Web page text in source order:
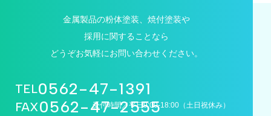
金属製品の粉体塗装、焼付塗装や
採用に関することなら
どうぞお気軽にお問い合わせください。
TEL0562-47-1391
受付時間／平日9:00-18:00（土日祝休み）
FAX0562-47-2555